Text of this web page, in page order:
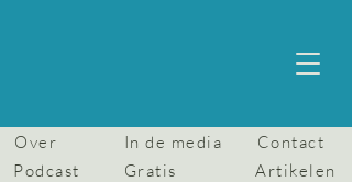
Over In de media
Contact
Podcast
Gratis
Artikelen